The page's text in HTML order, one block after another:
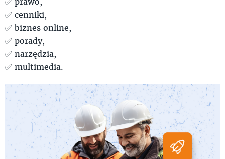
✅ cenniki,
✅ biznes online,
✅ porady,
✅ narzędzia,
✅ multimedia.